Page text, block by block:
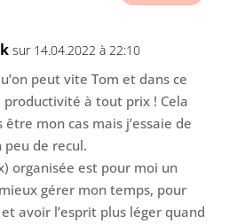
sur 14.04.2022 à 22:10
peut vite Tom et dans ce
productivité à tout prix ! Cela
être mon cas mais j’essaie de
peu de recul.
organisée est pour moi un
gérer mon temps, pour
avoir l’esprit plus léger quand